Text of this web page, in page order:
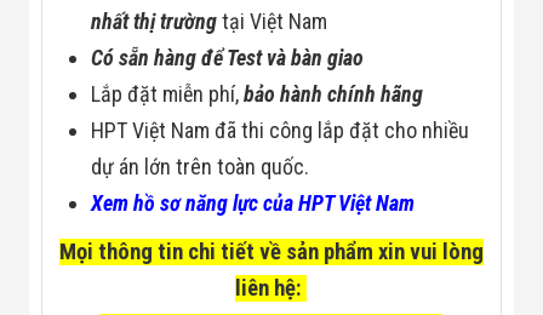
nhất thị trườngtại Việt Nam
Có sẵn hàng để Test và bàn giao
Lắp đặt miễn phí,bảo hành chính hãng
HPT Việt Nam đã thi công lắp đặt cho nhiều
dự án lớn trên toàn quốc.
Xem hồ sơ năng lực của HPT Việt Nam
Mọi thông tin chi tiết về sản phẩm xin vui lòng
liên hệ: